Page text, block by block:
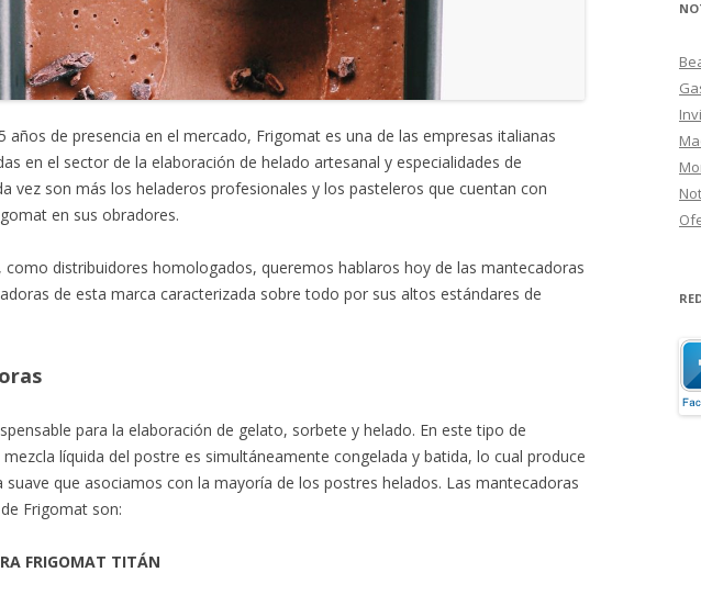
MONTADORAS DE NATA
PALOMITERAS / POP-CORN
PASTO-MANTECADORAS
VITRINAS DE HELADOS
años de presencia en el mercado, Frigomat es una de las empresas italianas
en el sector de la elaboración de helado artesanal y especialidades de
vez son más los heladeros profesionales y los pasteleros que cuentan con
en sus obradores.
como distribuidores homologados, queremos hablaros hoy de las mantecadoras
de esta marca caracterizada sobre todo por sus altos estándares de
para la elaboración de gelato, sorbete y helado. En este tipo de
líquida del postre es simultáneamente congelada y batida, lo cual produce
suave que asociamos con la mayoría de los postres helados. Las mantecadoras
Frigomat son:
FRIGOMAT TITÁN